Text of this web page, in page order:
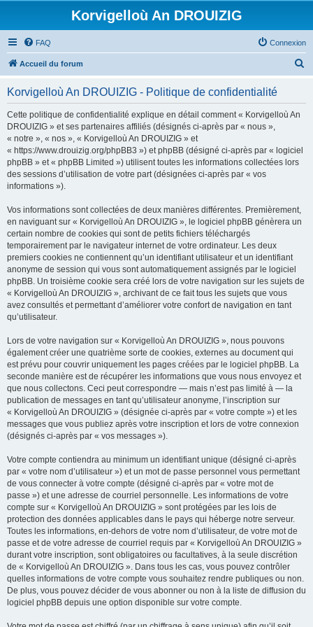
Korvigelloù An DROUIZIG
FAQ Connexion
Accueil du forum
Korvigelloù An DROUIZIG - Politique de confidentialité
Cette politique de confidentialité explique en détail comment « Korvigelloù An
DROUIZIG » et ses partenaires affiliés (désignés ci-après par « nous »,
« notre », « nos », « Korvigelloù An DROUIZIG » et
« https://www.drouizig.org/phpBB3 ») et phpBB (désigné ci-après par « logiciel
phpBB » et « phpBB Limited ») utilisent toutes les informations collectées lors
des sessions d’utilisation de votre part (désignées ci-après par « vos
informations »).
Vos informations sont collectées de deux manières différentes. Premièrement,
en naviguant sur « Korvigelloù An DROUIZIG », le logiciel phpBB génèrera un
certain nombre de cookies qui sont de petits fichiers téléchargés
temporairement par le navigateur internet de votre ordinateur. Les deux
premiers cookies ne contiennent qu’un identifiant utilisateur et un identifiant
anonyme de session qui vous sont automatiquement assignés par le logiciel
phpBB. Un troisième cookie sera créé lors de votre navigation sur les sujets de
« Korvigelloù An DROUIZIG », archivant de ce fait tous les sujets que vous
avez consultés et permettant d’améliorer votre confort de navigation en tant
qu’utilisateur.
Lors de votre navigation sur « Korvigelloù An DROUIZIG », nous pouvons
également créer une quatrième sorte de cookies, externes au document qui
est prévu pour couvrir uniquement les pages créées par le logiciel phpBB. La
seconde manière est de récupérer les informations que vous nous envoyez et
que nous collectons. Ceci peut correspondre — mais n’est pas limité à — la
publication de messages en tant qu’utilisateur anonyme, l’inscription sur
« Korvigelloù An DROUIZIG » (désignée ci-après par « votre compte ») et les
messages que vous publiez après votre inscription et lors de votre connexion
(désignés ci-après par « vos messages »).
Votre compte contiendra au minimum un identifiant unique (désigné ci-après
par « votre nom d’utilisateur ») et un mot de passe personnel vous permettant
de vous connecter à votre compte (désigné ci-après par « votre mot de
passe ») et une adresse de courriel personnelle. Les informations de votre
compte sur « Korvigelloù An DROUIZIG » sont protégées par les lois de
protection des données applicables dans le pays qui héberge notre serveur.
Toutes les informations, en-dehors de votre nom d’utilisateur, de votre mot de
passe et de votre adresse de courriel requis par « Korvigelloù An DROUIZIG »
durant votre inscription, sont obligatoires ou facultatives, à la seule discrétion
de « Korvigelloù An DROUIZIG ». Dans tous les cas, vous pouvez contrôler
quelles informations de votre compte vous souhaitez rendre publiques ou non.
De plus, vous pouvez décider de vous abonner ou non à la liste de diffusion du
logiciel phpBB depuis une option disponible sur votre compte.